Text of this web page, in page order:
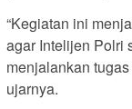
“Kegiatan ini
agar Intelijen Polri
menjalankan
ujarnya.